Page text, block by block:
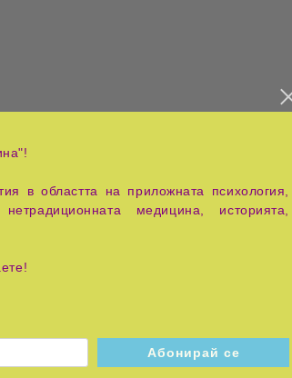
в областта на приложната психология,
медицина, историята,